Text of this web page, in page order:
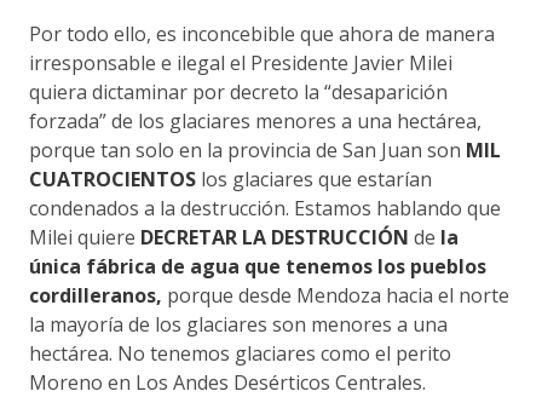
Por todo ello, es inconcebible que ahora de manera
irresponsable e ilegal el Presidente Javier Milei
quiera dictaminar por decreto la “desaparición
forzada” de los glaciares menores a una hectárea,
porque tan solo en la provincia de San Juan son MIL
CUATROCIENTOS los glaciares que estarían
condenados a la destrucción. Estamos hablando que
Milei quiere DECRETAR LA DESTRUCCIÓN de la
única fábrica de agua que tenemos los pueblos
cordilleranos, porque desde Mendoza hacia el norte
la mayoría de los glaciares son menores a una
hectárea. No tenemos glaciares como el perito
Moreno en Los Andes Desérticos Centrales.